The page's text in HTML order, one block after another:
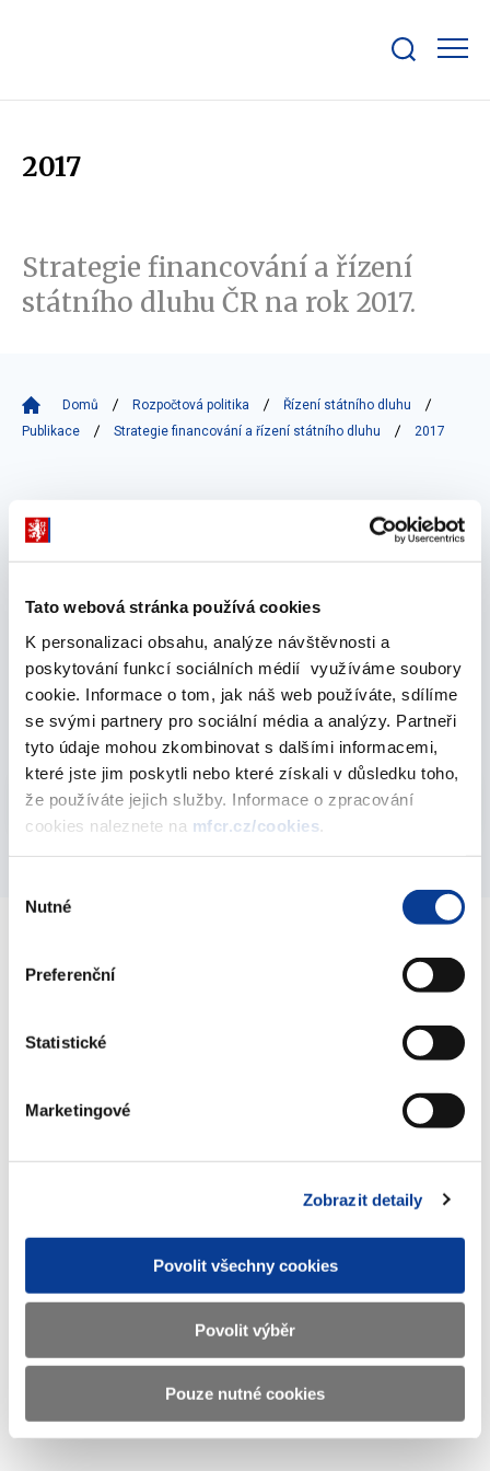
Tato webová stránka používá cookies
K personalizaci obsahu, analýze návštěvnosti a
poskytování funkcí sociálních médií využíváme soubory
cookie. Informace o tom, jak náš web používáte, sdílíme
se svými partnery pro sociální média a analýzy. Partneři
tyto údaje mohou zkombinovat s dalšími informacemi,
které jste jim poskytli nebo které získali v důsledku toho,
že používáte jejich služby. Informace o zpracování
cookies naleznete na mfcr.cz/cookies
souhlasu
Nutné
Preferenční
Statistické
Marketingové
Zobrazit detaily
Povolit všechny cookies
Povolit výběr
Pouze nutné cookies
bar
2017
Strategie financování a řízení
státního dluhu ČR na rok 2017.
Domů Rozpočtová politika
Řízení státního dluhu
Publikace
Strategie financování a řízení státního dluhu 2017
Strategie financování a řízení státního dluhu
České republiky na rok 2017 – aktualizace na 2.
30. června 2017
Strategie financování a řízení státního dluhu
České republiky na rok 2017
22. prosince 2016
Vyberte
2017
Ministerstvo financí ČR
Adresa
xzeaauv
Weby ministerstva
Resort financí